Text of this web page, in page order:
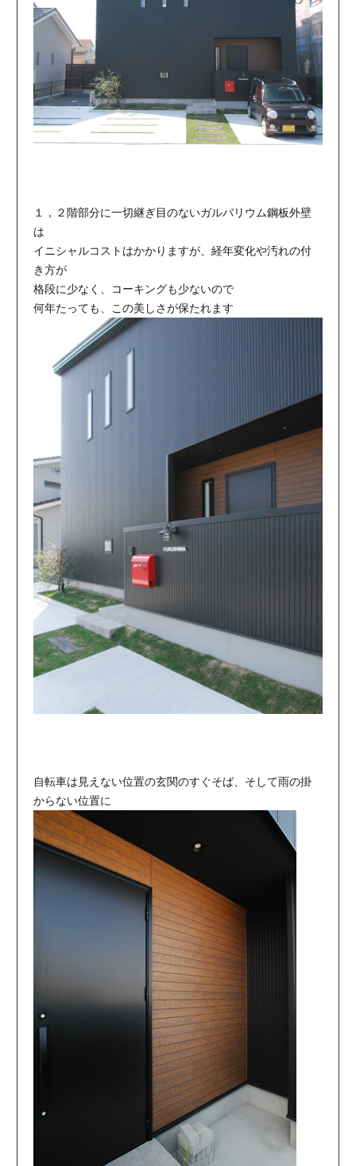
１，２階部分に一切継ぎ目のないガルバリウム鋼板外壁
は
イニシャルコストはかかりますが、経年変化や汚れの付
き方が
格段に少なく、コーキングも少ないので
何年たっても、この美しさが保たれます
自転車は見えない位置の玄関のすぐそば、そして雨の掛
からない位置に